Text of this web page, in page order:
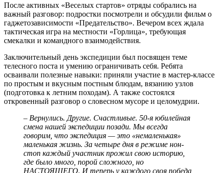
После активных «Веселых стартов» отряды собрались на
важный разговор: подростки посмотрели и обсудили фильм о
гаджетозависимости «Предательство». Вечером всех ждала
тактическая игра на местности «Горлица», требующая
смекалки и командного взаимодействия.
Заключительный день экспедиции был посвящен теме
телесного поста и умению ограничивать себя. Ребята
осваивали полезные навыки: приняли участие в мастер-классе
по простым и вкусным постным блюдам, вязанию узлов
(подготовка к летним походам). А также состоялся
откровенный разговор о словесном мусоре и целомудрии.
– Вернулись. Другие. Счастливые. 50-я юбилейная
смена нашей экспедиции позади. Мы всегда
говорим, что экспедиция — это «немаленькая»
маленькая жизнь. За четыре дня в режиме нон-
стоп каждый участник прожил свою историю,
где было много, порой сложного, но
НАСТОЯЩЕГО. И теперь у каждого своя победа